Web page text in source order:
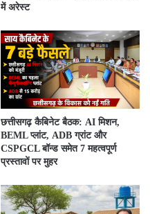
में अरेस्ट
छत्तीसगढ़ कैबिनेट बैठक: AI मिशन,
BEML प्लांट, ADB ग्रांट और
CSPGCL बॉन्ड समेत 7 महत्वपूर्ण
प्रस्तावों पर मुहर